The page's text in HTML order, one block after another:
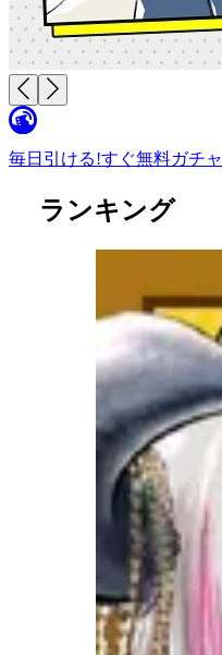
毎日引ける!すぐ無料ガチャ
ランキング